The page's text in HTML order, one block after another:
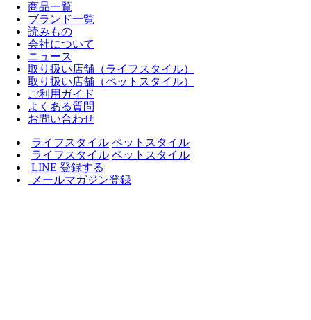
商品一覧
ブランド一覧
読みもの
会社について
ニュース
取り扱い店舗（ライフスタイル）
取り扱い店舗（ペットスタイル）
ご利用ガイド
よくある質問
お問い合わせ
ライフスタイル ペットスタイル
ライフスタイル ペットスタイル
LINE 登録する
メールマガジン登録